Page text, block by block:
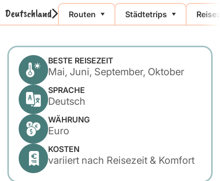
Deutschland Routen Städtetrips
BESTE REISEZEIT
Mai, Juni, September, Oktober
SPRACHE
Deutsch
WÄHRUNG
Euro
KOSTEN
variiert nach Reisezeit & Komfort